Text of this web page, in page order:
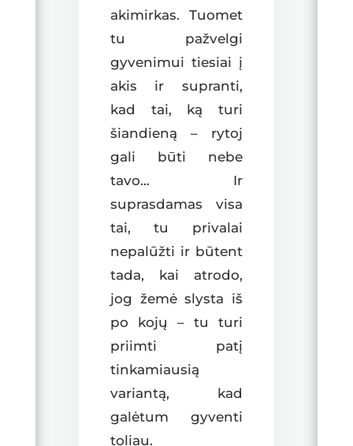
akimirkas. Tuomet
tu pažvelgi
gyvenimui tiesiai į
akis ir supranti,
kad tai, ką turi
šiandieną – rytoj
gali būti nebe
tavo… Ir
suprasdamas visa
tai, tu privalai
nepalūžti ir būtent
tada, kai atrodo,
jog žemė slysta iš
po kojų – tu turi
priimti patį
tinkamiausią
variantą, kad
galėtum gyventi
toliau.